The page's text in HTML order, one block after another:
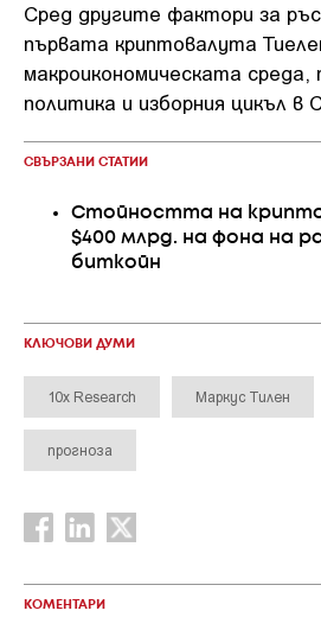
Сред другите фактори за
първата криптовалута
макроикономическата среда,
политика и изборния цикъл в
СВЪРЗАНИ СТАТИИ
Стойността на
$400 млрд. на фона на
биткойн
КЛЮЧОВИ ДУМИ
10x Research Маркус Тилен
прогноза
КОМЕНТАРИ